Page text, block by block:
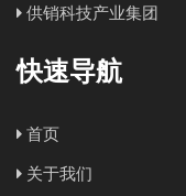
供销科技产业集团
快速导航
首页
关于我们